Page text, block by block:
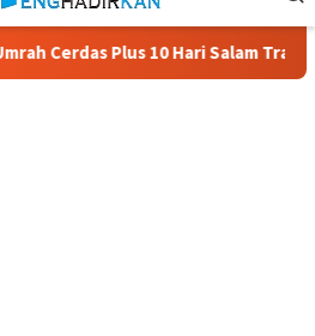
10 Hari Salam Travel – Promo 2025/